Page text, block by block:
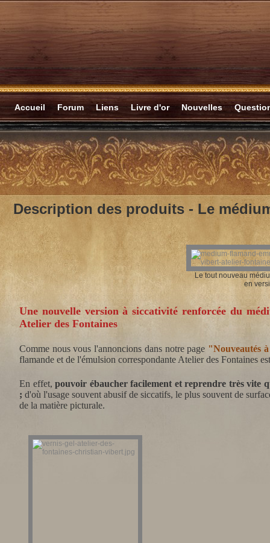
Accueil Forum Liens Livre d'or Nouvelles
Description des produits - Le
Le tout nouveau
en
Une nouvelle version à siccativité renforcée du
Atelier des Fontaines
Comme nous vous l'annoncions dans notre page "Nouveautés
flamande et de l'émulsion correspondante Atelier des Fontaines
En effet,pouvoir ébaucher facilement et reprendre très vite
; d'où l'usage souvent abusif de siccatifs, le plus souvent de
de la matière picturale.